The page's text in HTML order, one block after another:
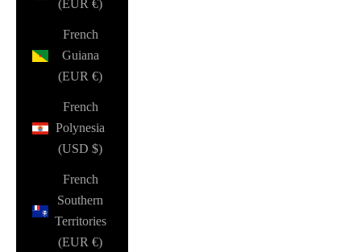
(EUR €)
French
Guiana
(EUR €)
French
Polynesia
(USD $)
French
Southern
Territories
(EUR €)